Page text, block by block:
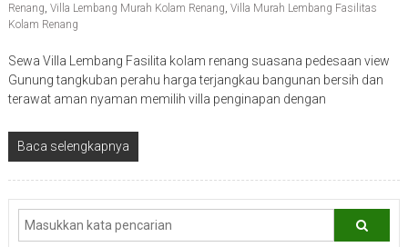
Renang, Villa Lembang Murah Kolam Renang, Villa Murah Lembang Fasilitas
Kolam Renang
Sewa Villa Lembang Fasilita kolam renang suasana pedesaan view
Gunung tangkuban perahu harga terjangkau bangunan bersih dan
terawat aman nyaman memilih villa penginapan dengan
Baca selengkapnya